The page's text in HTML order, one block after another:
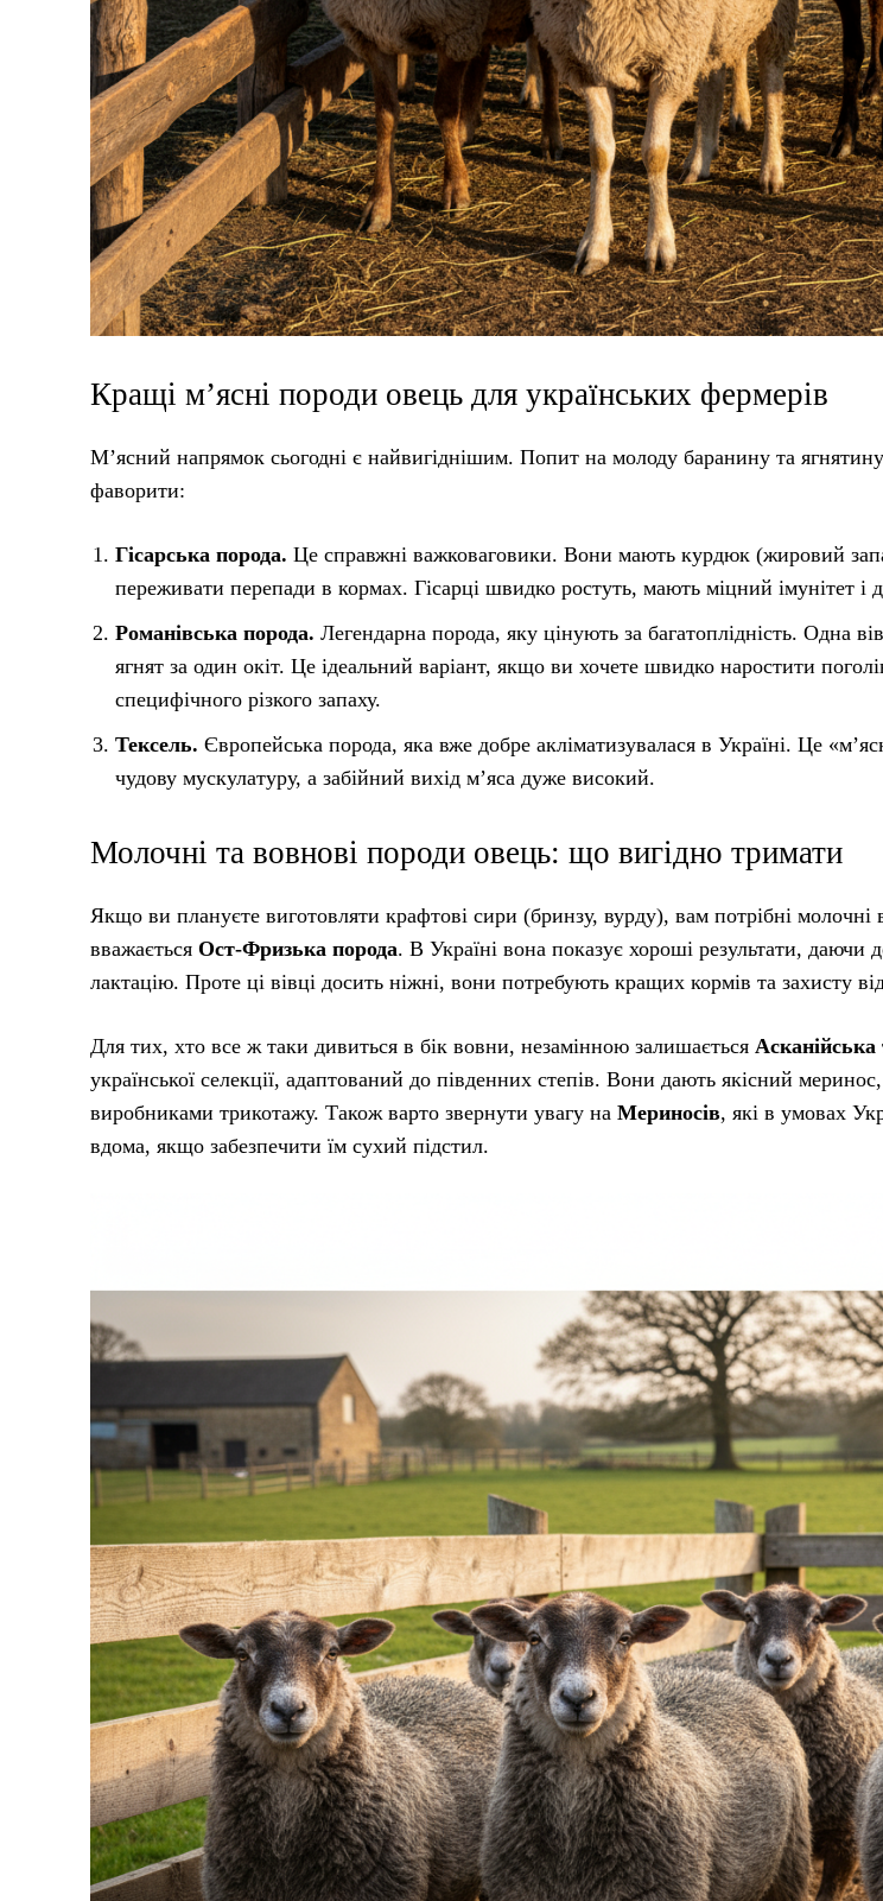
Кращі м’ясні породи овець для українських фермерів
М’ясний напрямок сьогодні є найвигіднішим. Попит на молоду баранину та
фаворити:
Гісарська порода. Це справжні важковаговики. Вони мають курдюк (жировий
переживати перепади в кормах. Гісарці швидко ростуть, мають міцний імунітет і
Романівська порода. Легендарна порода, яку цінують за багатоплідність. Одна
ягнят за один окіт. Це ідеальний варіант, якщо ви хочете швидко наростити
специфічного різкого запаху.
Тексель. Європейська порода, яка вже добре акліматизувалася в Україні. Це
чудову мускулатуру, а забійний вихід м’яса дуже високий.
Молочні та вовнові породи овець: що вигідно тримати
Якщо ви плануєте виготовляти крафтові сири (бринзу, вурду), вам потрібні молочні
вважається Ост-Фризька порода. В Україні вона показує хороші результати, даючи
лактацію. Проте ці вівці досить ніжні, вони потребують кращих кормів та захисту
Для тих, хто все ж таки дивиться в бік вовни, незамінною залишається
української селекції, адаптований до південних степів. Вони дають якісний
виробниками трикотажу. Також варто звернути увагу на Мериносів, які в умовах
вдома, якщо забезпечити їм сухий підстил.